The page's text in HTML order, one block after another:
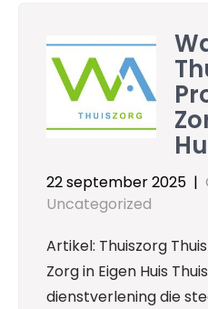
22 september 2025 |
Uncategorized
Artikel: Thuiszorg
Zorg in Eigen Huis
dienstverlening die